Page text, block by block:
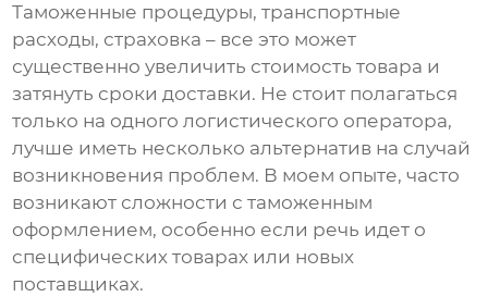
Таможенные процедуры, транспортные
расходы, страховка – все это может
существенно увеличить стоимость товара и
затянуть сроки доставки. Не стоит полагаться
только на одного логистического оператора,
лучше иметь несколько альтернатив на случай
возникновения проблем. В моем опыте, часто
возникают сложности с таможенным
оформлением, особенно если речь идет о
специфических товарах или новых
поставщиках.